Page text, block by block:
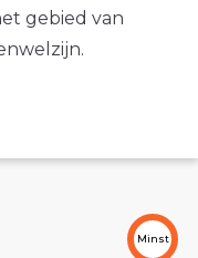
gebied van
Minst